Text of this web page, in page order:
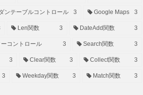
ンテーブルコントロール 3 Google Maps 3
Len関数 3 DateAdd関数 3
コントロール 3 Search関数 3
3 Clear関数 3 Collect関数 3
3 Weekday関数 3 Match関数 3